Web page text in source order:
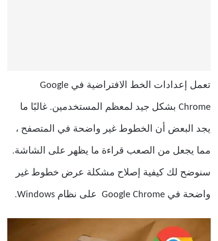
تعمل إعدادات الخط الافتراضية في Google
Chrome بشكل جيد لمعظم المستخدمين. غالبًا ما
يجد البعض أن الخطوط غير واضحة في المتصفح ،
مما يجعل من الصعب قراءة ما يظهر على الشاشة.
سنوضح لك كيفية إصلاح مشكلة عرض خطوط غير
واضحة في Google Chrome على نظام Windows.